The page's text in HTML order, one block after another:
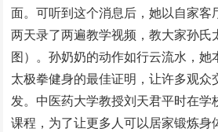
面。可听到这个消息后，她以自家客
两天录了两遍教学视频，教大家孙氏
图）。孙奶奶的动作如行云流水，她
太极拳健身的最佳证明，让许多观众
发。中医药大学教授刘天君平时在学
课程，为了让更多人可以居家锻炼身